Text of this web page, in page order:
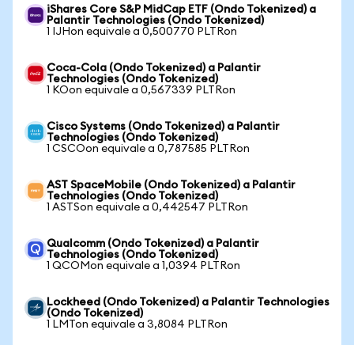
iShares Core S&P MidCap ETF (Ondo Tokenized) a
Palantir Technologies (Ondo Tokenized)
1 IJHon equivale a 0,500770 PLTRon
Coca-Cola (Ondo Tokenized) a Palantir
Technologies (Ondo Tokenized)
1 KOon equivale a 0,567339 PLTRon
Cisco Systems (Ondo Tokenized) a Palantir
Technologies (Ondo Tokenized)
1 CSCOon equivale a 0,787585 PLTRon
AST SpaceMobile (Ondo Tokenized) a Palantir
Technologies (Ondo Tokenized)
1 ASTSon equivale a 0,442547 PLTRon
Qualcomm (Ondo Tokenized) a Palantir
Technologies (Ondo Tokenized)
1 QCOMon equivale a 1,0394 PLTRon
Lockheed (Ondo Tokenized) a Palantir Technologies
(Ondo Tokenized)
1 LMTon equivale a 3,8084 PLTRon